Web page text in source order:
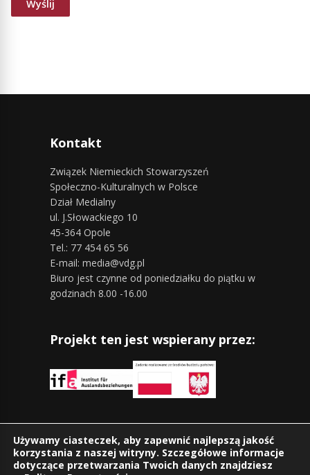
Kontakt
Związek Niemieckich Stowarzyszeń
Społeczno-Kulturalnych w Polsce
Dział Medialny
ul. J.Słowackiego 10
45-364 Opole
Tel.: 77 454 65 56
E-mail: media@vdg.pl
Biuro jest czynne od poniedziałku do piątku w
godzinach 8.00 -16.00
Projekt ten jest wspierany przez:
Znajdziesz nas również na:
Używamy ciasteczek, aby zapewnić najlepszą jakość
korzystania z naszej witryny. Szczegółowe informacje
dotyczące przetwarzania Twoich danych znajdziesz